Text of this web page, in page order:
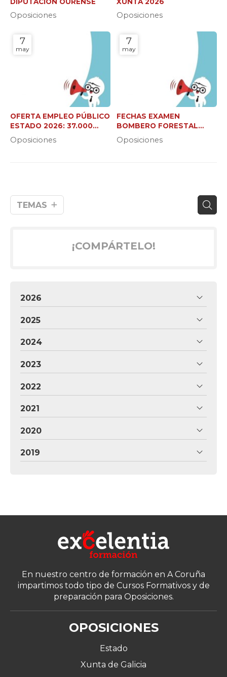
TEMAS
Oposiciones Oposiciones
7
may
OFERTA EMPLEO PÚBLICO
ESTADO 2026: 37.000
NUEVAS PLAZAS
Oposiciones
7
may
FECHAS EXAMEN
BOMBERO FORESTAL
XUNTA (C2 Y JEFE DE
BRIGADA)
Oposiciones
¡COMPÁRTELO!
2026
2025
2024
2023
2022
2021
2020
2019
En nuestro centro de formación en A Coruña
impartimos todo tipo de Cursos Formativos y de
preparación para Oposiciones.
OPOSICIONES
Estado
Xunta de Galicia